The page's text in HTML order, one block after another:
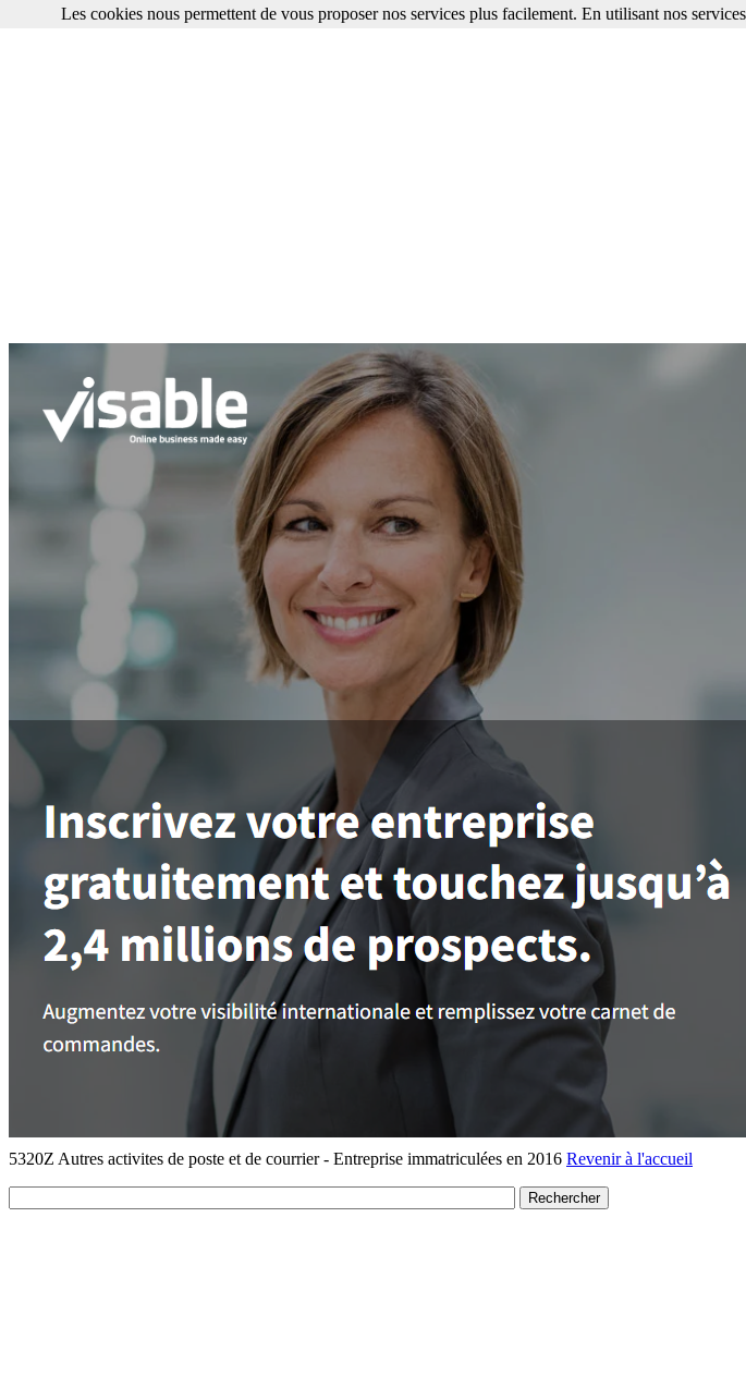
5320Z Autres activites de poste et de courrier - Entreprise immatriculées en 2016 Revenir à l'accueil
Les cookies nous permettent de vous proposer nos services plus facilement. En utilisant nos